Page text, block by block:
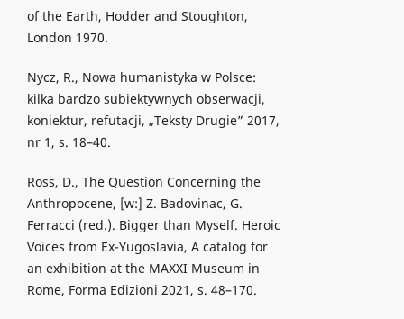
of the Earth, Hodder and Stoughton,
London 1970.
Nycz, R., Nowa humanistyka w Polsce:
kilka bardzo subiektywnych obserwacji,
koniektur, refutacji, „Teksty Drugie” 2017,
nr 1, s. 18–40.
Ross, D., The Question Concerning the
Anthropocene, [w:] Z. Badovinac, G.
Ferracci (red.). Bigger than Myself. Heroic
Voices from Ex-Yugoslavia, A catalog for
an exhibition at the MAXXI Museum in
Rome, Forma Edizioni 2021, s. 48–170.